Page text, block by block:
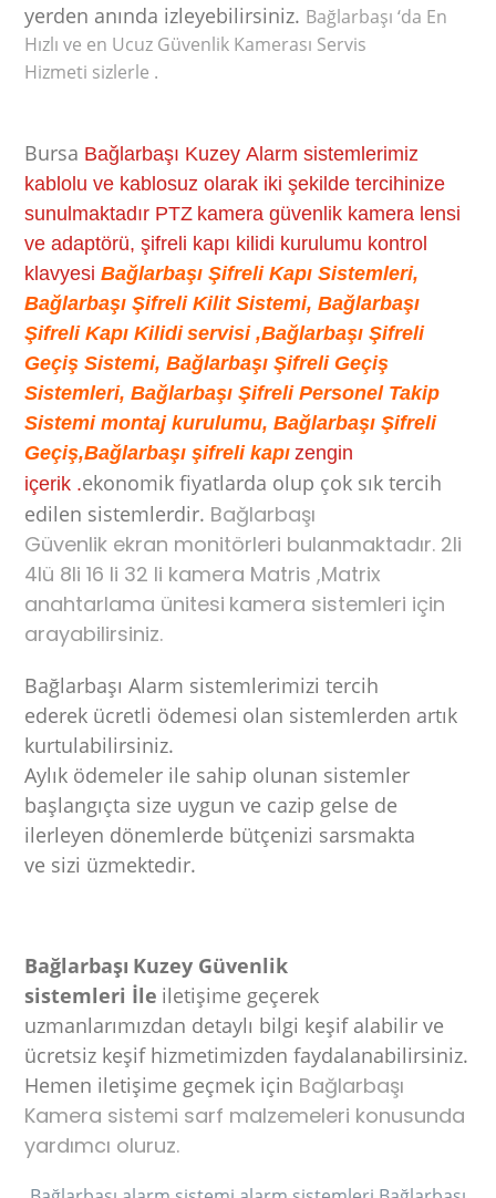
yerden anında izleyebilirsiniz. Bağlarbaşı ‘da En
Hızlı ve en Ucuz Güvenlik Kamerası Servis
Hizmeti sizlerle .
Bursa Bağlarbaşı Kuzey Alarm sistemlerimiz
kablolu ve kablosuz olarak iki şekilde tercihinize
sunulmaktadır PTZ kamera güvenlik kamera lensi
ve adaptörü, şifreli kapı kilidi kurulumu kontrol
klavyesiBağlarbaşı Şifreli Kapı Sistemleri,
Bağlarbaşı Şifreli Kilit Sistemi, Bağlarbaşı
Şifreli Kapı Kilidi servisi ,Bağlarbaşı Şifreli
Geçiş Sistemi, Bağlarbaşı Şifreli Geçiş
Sistemleri, Bağlarbaşı Şifreli Personel Takip
Sistemi montaj kurulumu, Bağlarbaşı Şifreli
Geçiş,Bağlarbaşı şifreli kapı zengin
içerik .ekonomik fiyatlarda olup çok sık tercih
edilen sistemlerdir. Bağlarbaşı
Güvenlik ekran monitörleri bulanmaktadır. 2li
4lü 8li 16 li 32 li kamera Matris ,Matrix
anahtarlama ünitesi kamera sistemleri için
arayabilirsiniz.
Bağlarbaşı Alarm sistemlerimizi tercih
ederek ücretli ödemesi olan sistemlerden artık
kurtulabilirsiniz.
Aylık ödemeler ile sahip olunan sistemler
başlangıçta size uygun ve cazip gelse de
ilerleyen dönemlerde bütçenizi sarsmakta
ve sizi üzmektedir.
Bağlarbaşı Kuzey Güvenlik
sistemleri İle iletişime geçerek
uzmanlarımızdan detaylı bilgi keşif alabilir ve
ücretsiz keşif hizmetimizden faydalanabilirsiniz.
Hemen iletişime geçmek için Bağlarbaşı
Kamera sistemi sarf malzemeleri konusunda
yardımcı oluruz.